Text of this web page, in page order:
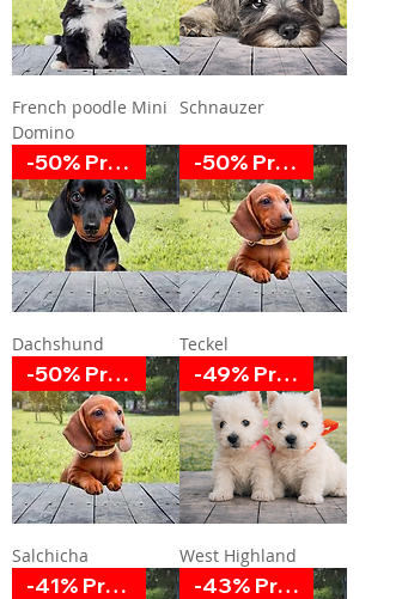
French poodle Mini
Domino
Schnauzer
-50% Promoción
Dachshund
-50% Promoción
Teckel
-50% Promoción
Salchicha
-49% Promoción
West Highland
-41% Promoción -43% Promoción